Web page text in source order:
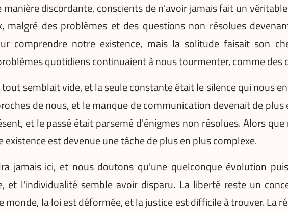
discordante, conscients de n'avoir jamais fait un
malgré des problèmes et des questions non résolues
comprendre notre existence, mais la solitude faisait son
quotidiens continuaient à nous tourmenter, comme des
semblait vide, et la seule constante était le silence qui nous
de nous, et le manque de communication devenait de
et le passé était parsemé d'énigmes non résolues. Alors
est devenue une tâche de plus en plus complexe.
jamais ici, et nous doutons qu'une quelconque évolution
et l'individualité semble avoir disparu. La liberté reste un
monde, la loi est déformée, et la justice est difficile à trouver. La